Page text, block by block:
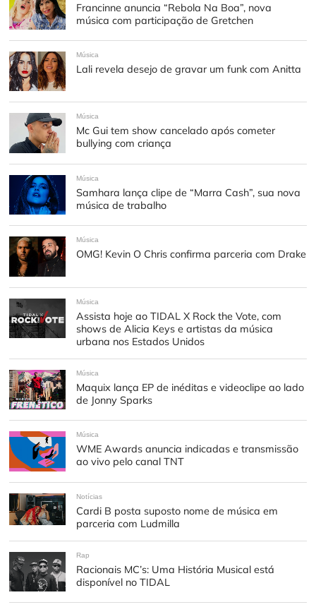
Francinne anuncia “Rebola Na Boa”, nova
música com participação de Gretchen
Música
Lali revela desejo de gravar um funk com Anitta
Música
Mc Gui tem show cancelado após cometer
bullying com criança
Música
Samhara lança clipe de “Marra Cash”, sua nova
música de trabalho
Música
OMG! Kevin O Chris confirma parceria com Drake
Música
Assista hoje ao TIDAL X Rock the Vote, com
shows de Alicia Keys e artistas da música
urbana nos Estados Unidos
Música
Maquix lança EP de inéditas e videoclipe ao lado
de Jonny Sparks
Música
WME Awards anuncia indicadas e transmissão
ao vivo pelo canal TNT
Notícias
Cardi B posta suposto nome de música em
parceria com Ludmilla
Rap
Racionais MC’s: Uma História Musical está
disponível no TIDAL